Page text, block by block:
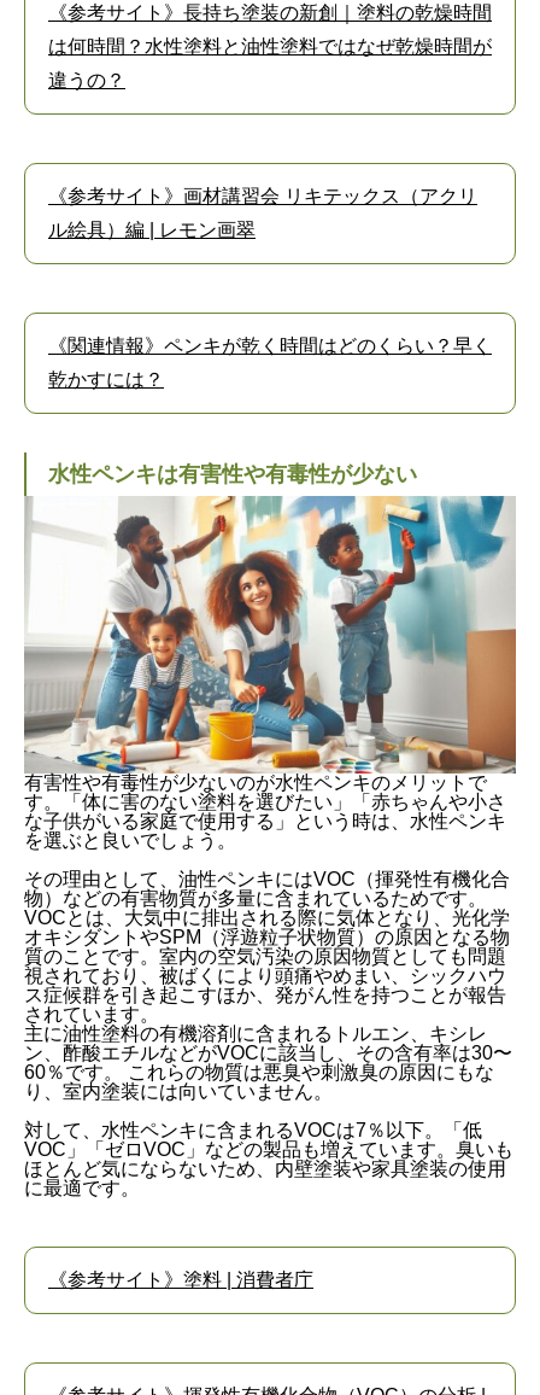
《参考サイト》長持ち塗装の新創｜塗料の乾燥時間
は何時間？水性塗料と油性塗料ではなぜ乾燥時間が
違うの？
《参考サイト》画材講習会 リキテックス（アクリ
ル絵具）編 | レモン画翠
《関連情報》ペンキが乾く時間はどのくらい？早く
乾かすには？
水性ペンキは有害性や有毒性が少ない
有害性や有毒性が少ないのが水性ペンキのメリットで
す。「体に害のない塗料を選びたい」「赤ちゃんや小さ
な子供がいる家庭で使用する」という時は、水性ペンキ
を選ぶと良いでしょう。
その理由として、油性ペンキにはVOC（揮発性有機化合
物）などの有害物質が多量に含まれているためです。
VOCとは、大気中に排出される際に気体となり、光化学
オキシダントやSPM（浮遊粒子状物質）の原因となる物
質のことです。室内の空気汚染の原因物質としても問題
視されており、被ばくにより頭痛やめまい、シックハウ
ス症候群を引き起こすほか、発がん性を持つことが報告
されています。
主に油性塗料の有機溶剤に含まれるトルエン、キシレ
ン、酢酸エチルなどがVOCに該当し、その含有率は30〜
60％です。 これらの物質は悪臭や刺激臭の原因にもな
り、室内塗装には向いていません。
対して、水性ペンキに含まれるVOCは7％以下。「低
VOC」「ゼロVOC」などの製品も増えています。臭いも
ほとんど気にならないため、内壁塗装や家具塗装の使用
に最適です。
《参考サイト》塗料 | 消費者庁